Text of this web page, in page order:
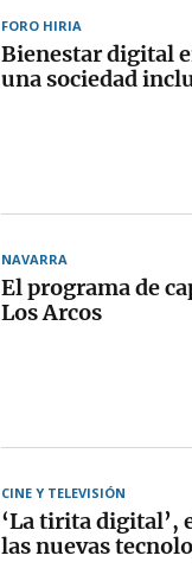
FORO HIRIA
Bienestar digital
una sociedad
NAVARRA
El programa de
Los Arcos
CINE Y TELEVISIÓN
‘La tirita digital’,
las nuevas